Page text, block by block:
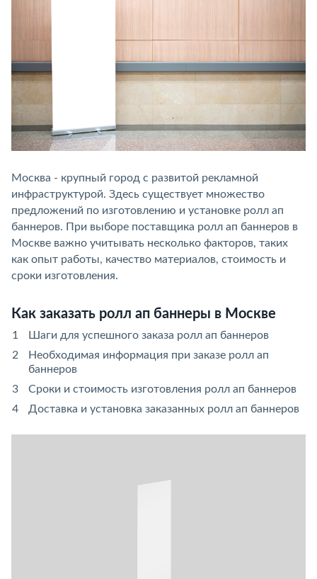
Москва - крупный город с развитой рекламной
инфраструктурой. Здесь существует множество
предложений по изготовлению и установке ролл ап
баннеров. При выборе поставщика ролл ап баннеров в
Москве важно учитывать несколько факторов, таких
как опыт работы, качество материалов, стоимость и
сроки изготовления.
Как заказать ролл ап баннеры в Москве
Шаги для успешного заказа ролл ап баннеров
Необходимая информация при заказе ролл ап
баннеров
Сроки и стоимость изготовления ролл ап баннеров
Доставка и установка заказанных ролл ап баннеров